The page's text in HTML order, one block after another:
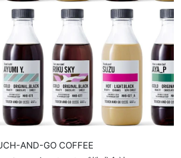
AND-GO COFFEE